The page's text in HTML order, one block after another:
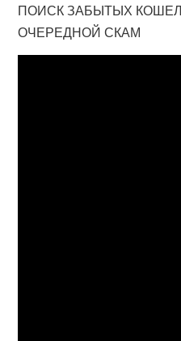
ПОИСК ЗАБЫТЫХ
ОЧЕРЕДНОЙ СКАМ